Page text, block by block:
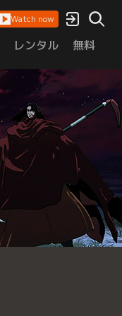
Watch now
レンタル 無料